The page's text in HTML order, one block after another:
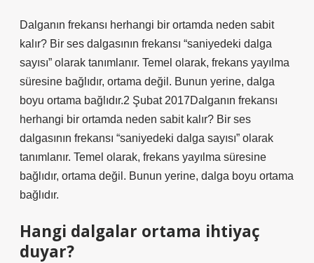
Dalganın frekansı herhangi bir ortamda neden sabit
kalır? Bir ses dalgasının frekansı “saniyedeki dalga
sayısı” olarak tanımlanır. Temel olarak, frekans yayılma
süresine bağlıdır, ortama değil. Bunun yerine, dalga
boyu ortama bağlıdır.2 Şubat 2017Dalganın frekansı
herhangi bir ortamda neden sabit kalır? Bir ses
dalgasının frekansı “saniyedeki dalga sayısı” olarak
tanımlanır. Temel olarak, frekans yayılma süresine
bağlıdır, ortama değil. Bunun yerine, dalga boyu ortama
bağlıdır.
Hangi dalgalar ortama ihtiyaç
duyar?